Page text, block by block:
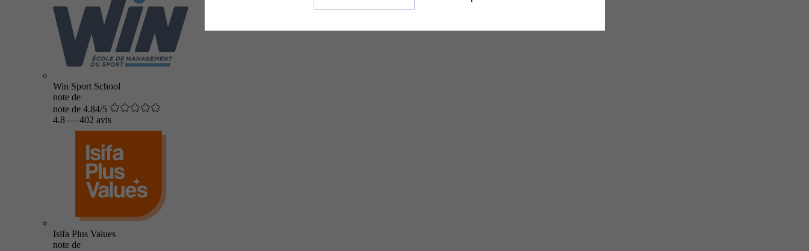
Win Sport School
note de
note de 4.84/5
4.8 — 402 avis
Isifa Plus Values
note de